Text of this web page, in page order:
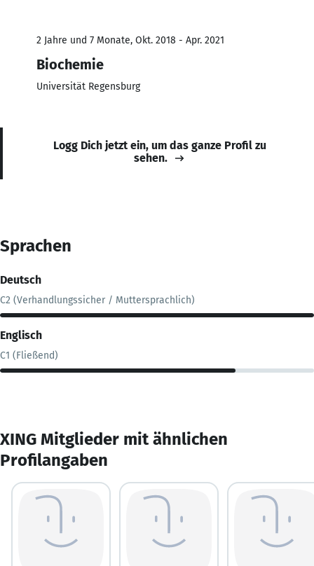
2 Jahre und 7 Monate, Okt. 2018 - Apr. 2021
Biochemie
Universität Regensburg
Logg Dich jetzt ein, um das ganze Profil zu
sehen.
Sprachen
Deutsch
C2 (Verhandlungssicher / Muttersprachlich)
Englisch
C1 (Fließend)
XING Mitglieder mit ähnlichen
Profilangaben